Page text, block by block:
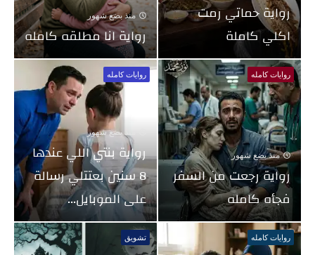
رواية حماتي رمت
اكلي كاملة
منذ بضع شهور
رواية انا مطلقه كامله
روايات كامله
منذ بضع شهور
رواية رجعت من السفر
فجأه كامله
روايات كامله
منذ بضع شهور
رواية بنتي اللي عندها
8 سنين بعتتلي رسالة
على الموبايل...
روايات كامله تشويق